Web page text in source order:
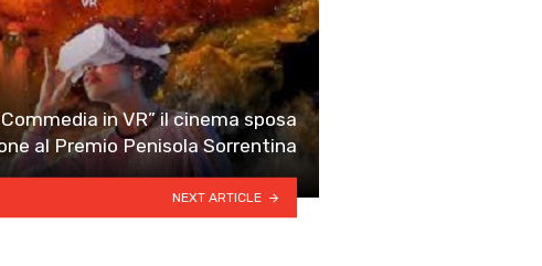
in VR” il cinema sposa
al Premio Penisola Sorrentina
NEXT ARTICLE